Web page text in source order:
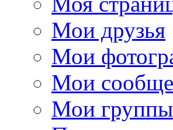
Мои друзья
Мои
Мои
Мои группы